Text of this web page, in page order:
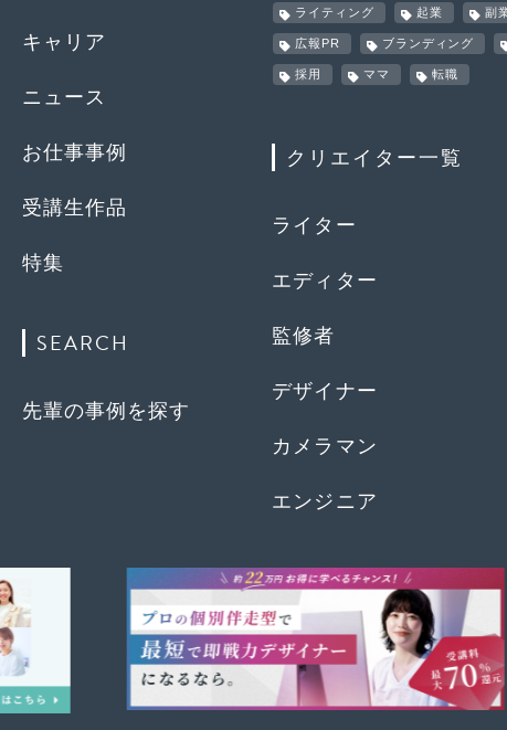
キャリア
ニュース
お仕事事例
受講生作品
特集
SEARCH
先輩の事例を探す
ライティング 起業 副
広報PR ブランディング
採用 ママ 転職
クリエイター一覧
ライター
エディター
監修者
デザイナー
カメラマン
エンジニア